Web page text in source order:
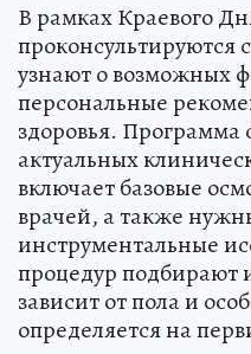
В рамках Краевого
проконсультируются
узнают о возможных
персональные
здоровья. Программа
актуальных
включает базовые
врачей, а также
инструментальные
процедур подбирают
зависит от пола и
определяется на